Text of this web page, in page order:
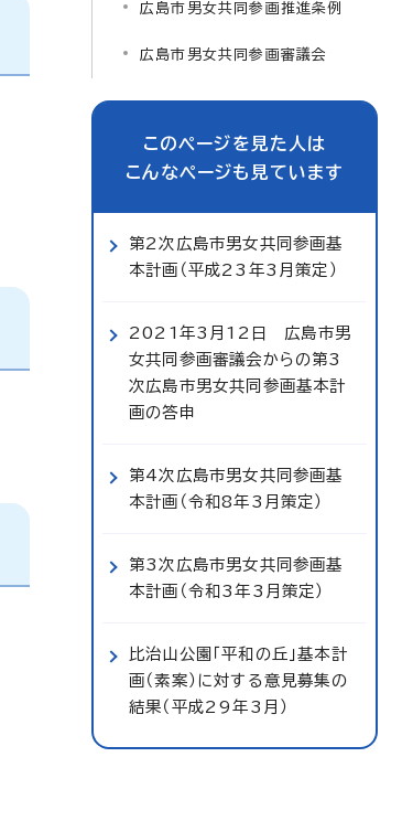
広島市男女共同参画推進条例
広島市男女共同参画審議会
このページを見た人は
こんなページも見ています
第2次広島市男女共同参画基
本計画（平成23年3月策定）
2021年3月12日 広島市男
女共同参画審議会からの第3
次広島市男女共同参画基本計
画の答申
第4次広島市男女共同参画基
本計画（令和8年3月策定）
第3次広島市男女共同参画基
本計画（令和3年3月策定）
比治山公園「平和の丘」基本計
画（素案）に対する意見募集の
結果（平成29年3月）